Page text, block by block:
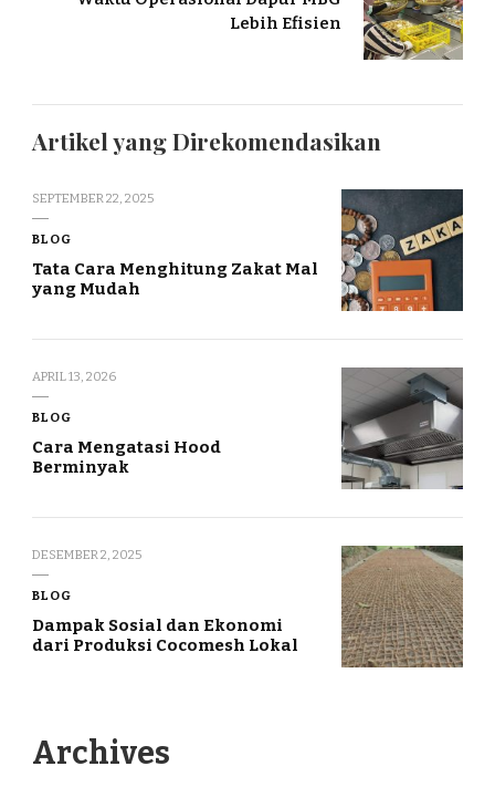
Lebih Efisien
Artikel yang Direkomendasikan
SEPTEMBER 22, 2025
BLOG
Tata Cara Menghitung Zakat Mal
yang Mudah
APRIL 13, 2026
BLOG
Cara Mengatasi Hood
Berminyak
DESEMBER 2, 2025
BLOG
Dampak Sosial dan Ekonomi
dari Produksi Cocomesh Lokal
Archives